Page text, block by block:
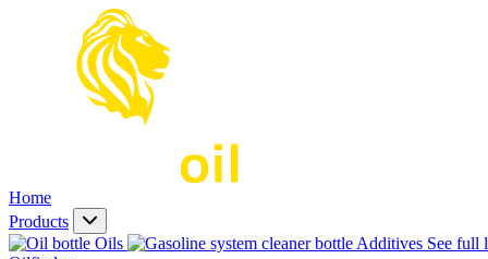
Home
Products
Oils
Additives See full